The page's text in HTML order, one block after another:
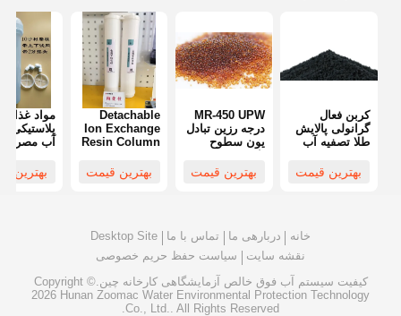
کربن فعال
گرانولی پالایش
طلا تصفیه آب
فتوکاتالیست
فیبر کربن
بهترین قیمت
MR-450 UPW
درجه رزین تبادل
یون سطوح
ویژگی های تمیز
کردن
بهترین قیمت
Detachable
Ion Exchange
Resin Column
Purification
Consumables
بهترین قیمت
مواد غذایی
پلاستیکی
آب مصرفی
تصفیه شده
بهترین
خانه دربارهی ما تماس با ما
Desktop Site
نقشه سایت
سیاست حفظ حریم خصوصی
کیفیت سیستم آب فوق خالص آزمایشگاهی
کارخانه چین.Copyright ©
2026 Hunan Zoomac Water Environmental Protection Technology
Co., Ltd.. All Rights Reserved.